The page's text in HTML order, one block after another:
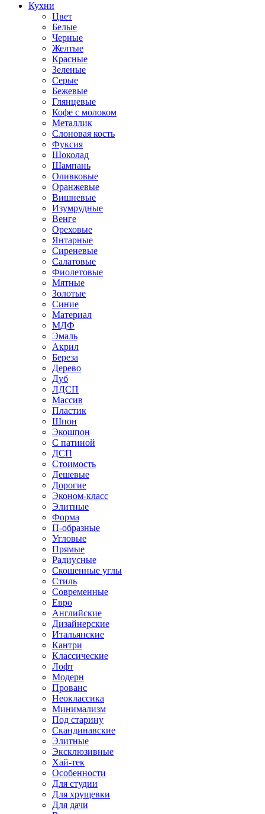
Кухни
Цвет
Белые
Черные
Желтые
Красные
Зеленые
Серые
Бежевые
Глянцевые
Кофе с молоком
Металлик
Слоновая кость
Фуксия
Шоколад
Шампань
Оливковые
Оранжевые
Вишневые
Изумрудные
Венге
Ореховые
Янтарные
Сиреневые
Салатовые
Фиолетовые
Мятные
Золотые
Синие
Материал
МДФ
Эмаль
Акрил
Береза
Дерево
Дуб
ЛДСП
Массив
Пластик
Шпон
Экошпон
С патиной
ДСП
Стоимость
Дешевые
Дорогие
Эконом-класс
Элитные
Форма
П-образные
Угловые
Прямые
Радиусные
Скошенные углы
Стиль
Современные
Евро
Английские
Дизайнерские
Итальянские
Кантри
Классические
Лофт
Модерн
Прованс
Неоклассика
Минимализм
Под старину
Скандинавские
Элитные
Эксклюзивные
Хай-тек
Особенности
Для студии
Для хрущевки
Для дачи